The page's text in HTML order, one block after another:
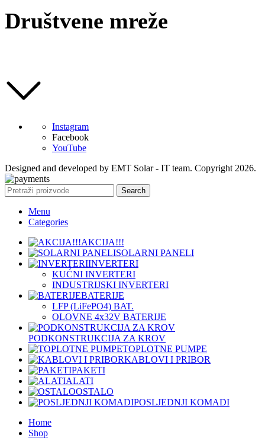
Društvene mreže
Instagram
Facebook
YouTube
Designed and developed by EMT Solar - IT team. Copyright 2026.
Search
Menu
Categories
AKCIJA!!!
SOLARNI PANELI
INVERTERI
KUĆNI INVERTERI
INDUSTRIJSKI INVERTERI
BATERIJE
LFP (LiFeРО4) BAT.
OLOVNE 4x32V BATERIJE
PODKONSTRUKCIJA ZA KROV
TOPLOTNE PUMPE
KABLOVI I PRIBOR
PAKETI
ALATI
OSTALO
POSLJEDNJI KOMADI
Home
Shop